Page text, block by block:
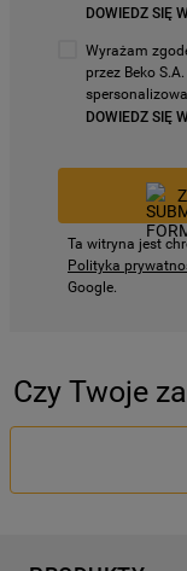
DOWIEDZ SIĘ
Wyrażam
przez Beko
DOWIEDZ SIĘ
Ta witryna jest
Polityka
Google.
Czy Twoje